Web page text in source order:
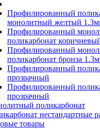
Профилированный
монолитный желтый
Профилированный
поликарбонат
Профилированный
поликарбонат бронза
Профилированный
прозрачный
Профилированный
прозрачный
поликарбонат
нестандартные
товары